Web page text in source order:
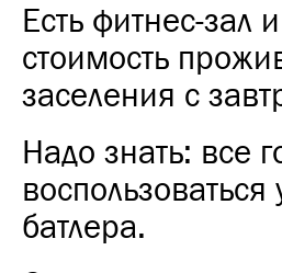
Есть фитнес-зал
стоимость
заселения с
Надо знать: все
батлера.